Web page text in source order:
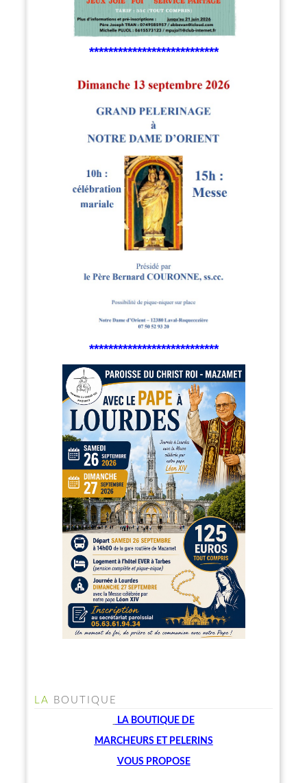
***************************
***************************
LA BOUTIQUE
LA BOUTIQUE DE
MARCHEURS ET PELERINS
VOUS PROPOSE